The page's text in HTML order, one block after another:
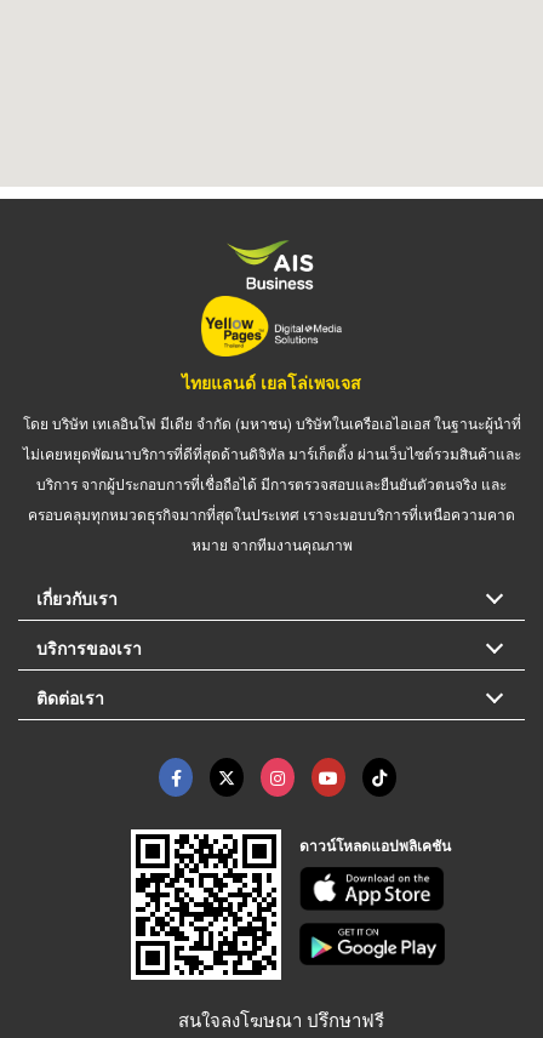
ไทยแลนด์ เยลโล่เพจเจส
โดย บริษัท เทเลอินโฟ มีเดีย จำกัด (มหาชน) บริษัทในเครือเอไอเอส ในฐานะผู้นำที่
ไม่เคยหยุดพัฒนาบริการที่ดีที่สุดด้านดิจิทัล มาร์เก็ตติ้ง ผ่านเว็บไซต์รวมสินค้าและ
บริการ จากผู้ประกอบการที่เชื่อถือได้ มีการตรวจสอบและยืนยันตัวตนจริง และ
ครอบคลุมทุกหมวดธุรกิจมากที่สุดในประเทศ เราจะมอบบริการที่เหนือความคาด
หมาย จากทีมงานคุณภาพ
เกี่ยวกับเรา
บริการของเรา
ติดต่อเรา
ดาวน์โหลดแอปพลิเคชัน
สนใจลงโฆษณา ปรึกษาฟรี